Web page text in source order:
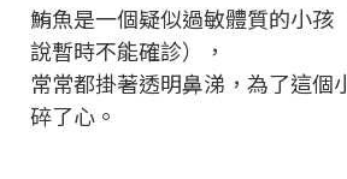
鮪魚是一個疑似過敏體質的小孩
說暫時不能確診），
常常都掛著透明鼻涕，為了這個
碎了心。